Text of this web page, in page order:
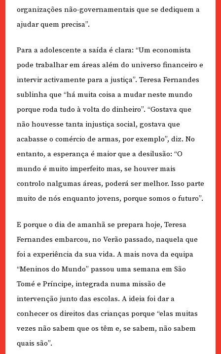
organizações não-governamentais que se dediquem a
ajudar quem precisa”.
Para a adolescente a saída é clara: “Um economista
pode trabalhar em áreas além do universo financeiro e
intervir activamente para a justiça”. Teresa Fernandes
sublinha que “há muita coisa a mudar neste mundo
porque roda tudo à volta do dinheiro”. “Gostava que
não houvesse tanta injustiça social, gostava que
acabasse o comércio de armas, por exemplo”, diz. No
entanto, a esperança é maior que a desilusão: “O
mundo é muito imperfeito mas, se houver mais
controlo nalgumas áreas, poderá ser melhor. Isso parte
muito de nós enquanto jovens, porque somos o futuro”.
E porque o dia de amanhã se prepara hoje, Teresa
Fernandes embarcou, no Verão passado, naquela que
foi a experiência da sua vida. A mais nova da equipa
“Meninos do Mundo” passou uma semana em São
Tomé e Príncipe, integrada numa missão de
intervenção junto das escolas. A ideia foi dar a
conhecer os direitos das crianças porque “elas muitas
vezes não sabem que os têm e, se sabem, não sabem
quais são”.